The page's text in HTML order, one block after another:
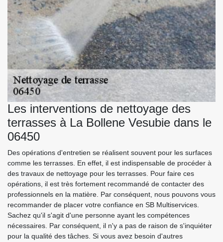
Les interventions de nettoyage des
terrasses à La Bollene Vesubie dans le
06450
Des opérations d'entretien se réalisent souvent pour les surfaces
comme les terrasses. En effet, il est indispensable de procéder à
des travaux de nettoyage pour les terrasses. Pour faire ces
opérations, il est très fortement recommandé de contacter des
professionnels en la matière. Par conséquent, nous pouvons vous
recommander de placer votre confiance en SB Multiservices.
Sachez qu'il s'agit d'une personne ayant les compétences
nécessaires. Par conséquent, il n'y a pas de raison de s'inquiéter
pour la qualité des tâches. Si vous avez besoin d'autres